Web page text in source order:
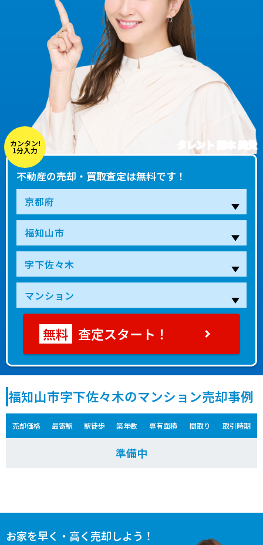
タレント 藤本 美貴
カンタン!
1分入力
不動産の売却・買取査定は無料です！
査定スタート！
福知山市字下佐々木のマンション売却事例
売却価格 最寄駅 駅徒歩 築年数 専有面積 間取り 取引時期
準備中
お家を早く・高く売却しよう！